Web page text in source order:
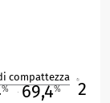
compattezza
% 69,4% 2